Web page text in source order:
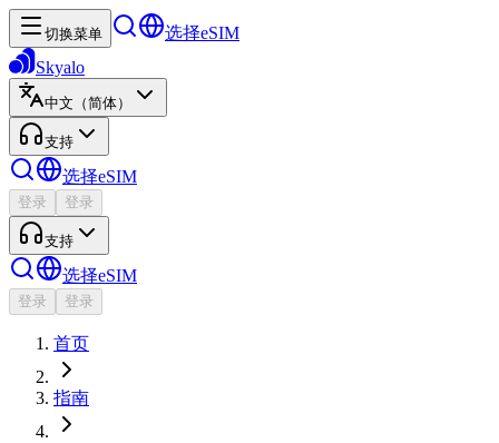
切换菜单
选择eSIM
Skyalo
中文（简体）
支持
选择eSIM
登录 登录
支持
选择eSIM
登录 登录
首页
指南